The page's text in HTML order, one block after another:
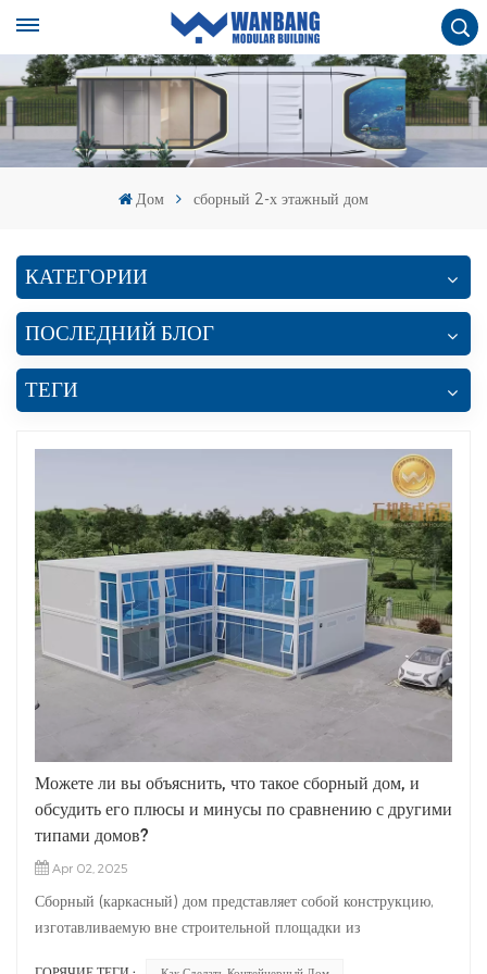
Дом сборный 2-х этажный дом
КАТЕГОРИИ
ПОСЛЕДНИЙ БЛОГ
ТЕГИ
Можете ли вы объяснить, что такое сборный дом, и
обсудить его плюсы и минусы по сравнению с другими
типами домов?
Apr 02, 2025
Сборный (каркасный) дом представляет собой конструкцию,
изготавливаемую вне строительной площадки из